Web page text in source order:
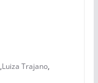
,Luiza Trajano,